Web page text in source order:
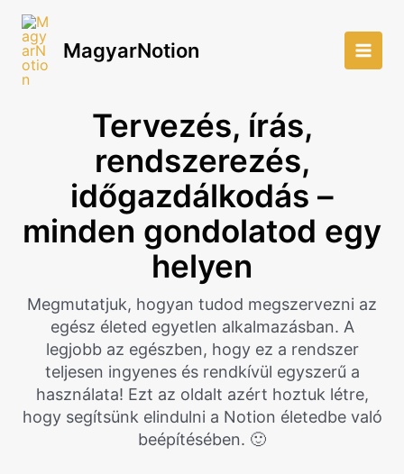
Skip
content
MagyarNotion
Main
Tervezés, írás,
rendszerezés,
időgazdálkodás –
minden gondolatod egy
helyen
Megmutatjuk, hogyan tudod megszervezni az
egész életed egyetlen alkalmazásban. A
legjobb az egészben, hogy ez a rendszer
teljesen ingyenes és rendkívül egyszerű a
használata! Ezt az oldalt azért hoztuk létre,
hogy segítsünk elindulni a Notion életedbe való
beépítésében. 🙂